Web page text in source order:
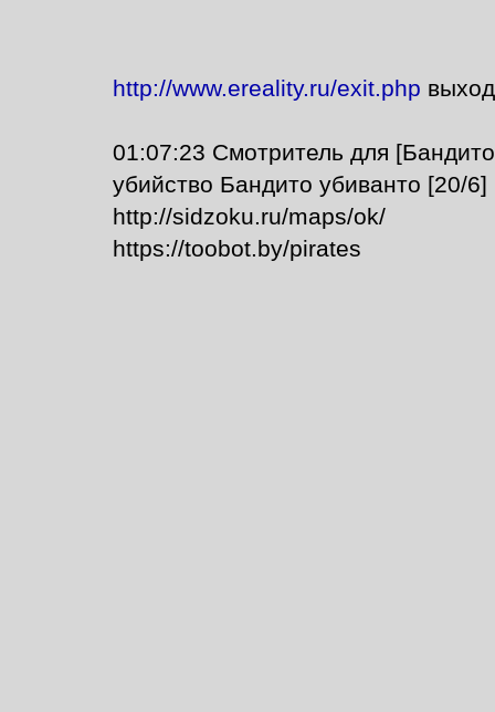
http://www.ereality.ru/exit.php
01:07:23 Смотритель для
убийство Бандито убиванто [20/6]
http://sidzoku.ru/maps/ok/
https://toobot.by/pirates